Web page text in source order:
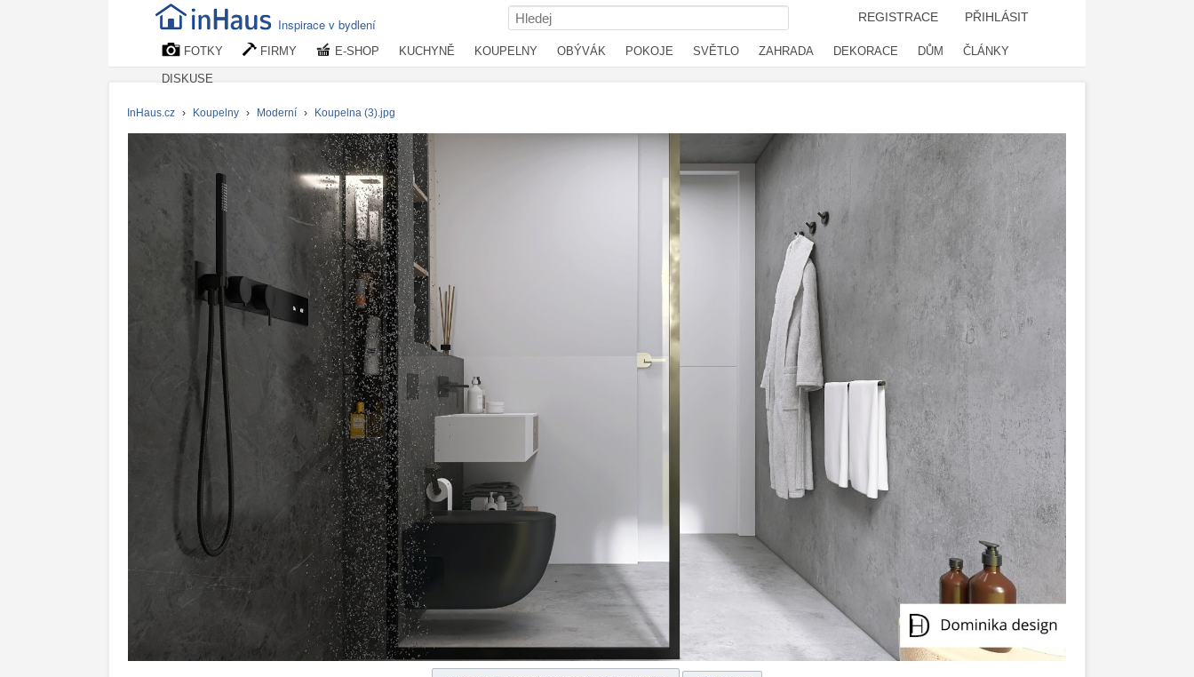
Inspirace v bydlení REGISTRACE PŘIHLÁSIT
FOTKY FIRMY E-SHOP KUCHYNĚ KOUPELNY OBÝVÁK POKOJE SVĚTLO ZAHRADA DEKORACE DŮM ČLÁNKY
DISKUSE
InHaus.cz › Koupelny › Moderní › Koupelna (3).jpg